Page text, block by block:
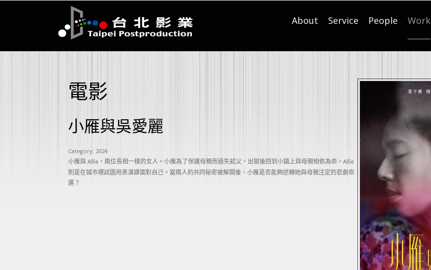
About Service People Work
電影
小雁與吳愛麗
Category: 2024
小雁與 Allie ，兩位長相一樣的女人。小雁為了保護母親而過失弒父，出獄後回到小鎮上與母親相依為命。 Allie
則是在城市裡試圖用表演課面對自己。當兩人的共同秘密被解開後，小雁是否能夠逆轉她與母親注定的悲劇命
運？